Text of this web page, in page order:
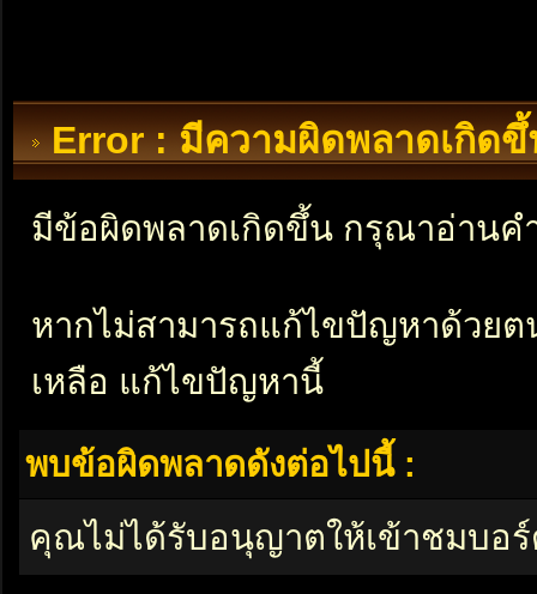
Error : มีความผิดพลาดเกิดขึ้
มีข้อผิดพลาดเกิดขึ้น กรุณาอ่านค
หากไม่สามารถแก้ไขปัญหาด้วย
เหลือ แก้ไขปัญหานี้
พบข้อผิดพลาดดังต่อไปนี้ :
คุณไม่ได้รับอนุญาตให้เข้าชมบอ